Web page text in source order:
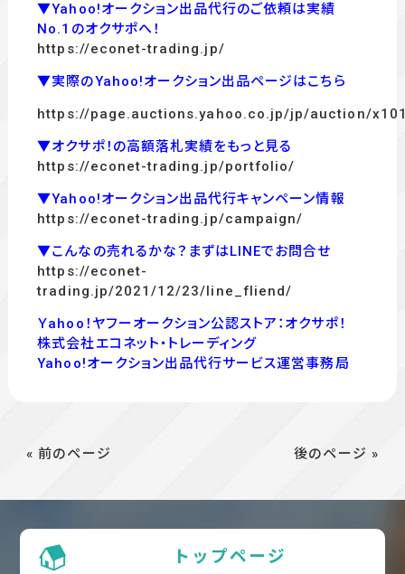
▼Yahoo!オークション出品代行のご依頼は実績
No.1のオクサポへ！
https://econet-trading.jp/
▼実際のYahoo!オークション出品ページはこちら
https://page.auctions.yahoo.co.jp/jp/auction/
▼オクサポ！の高額落札実績をもっと見る
https://econet-trading.jp/portfolio/
▼Yahoo!オークション出品代行キャンペーン情報
https://econet-trading.jp/campaign/
▼こんなの売れるかな？まずはLINEでお問合せ
https://econet-
trading.jp/2021/12/23/line_fliend/
Ｙahoo！ヤフーオークション公認ストア：オクサポ！
株式会社エコネット・トレーディング
Yahoo!オークション出品代行サービス運営事務局
« 前のページ 後のページ »
トップページ